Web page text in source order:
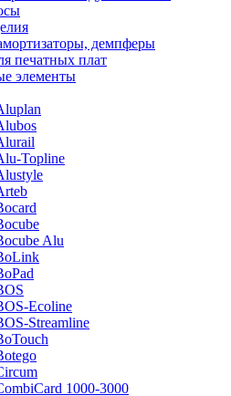
демпферы
печатных плат
элементы
Topline
Alu
Ecoline
Streamline
1000-3000